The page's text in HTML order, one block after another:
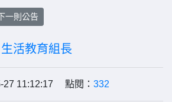
一則公告
生活教育組長
27 11:12:17 點閱： 332